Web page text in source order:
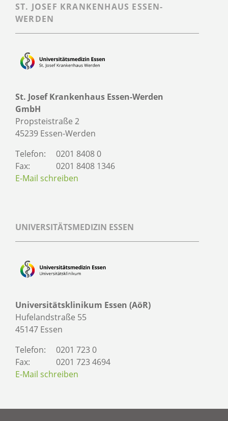
ST. JOSEF KRANKENHAUS ESSEN-
WERDEN
St. Josef Krankenhaus Essen-Werden
GmbH
Propsteistraße 2
45239 Essen-Werden
Telefon:
0201 8408 0
Fax:
0201 8408 1346
E-Mail schreiben
UNIVERSITÄTSMEDIZIN ESSEN
Universitätsklinikum Essen (AöR)
Hufelandstraße 55
45147 Essen
Telefon:
0201 723 0
Fax:
0201 723 4694
E-Mail schreiben